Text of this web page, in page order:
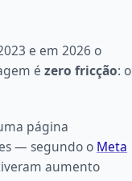
e em 2026 o
é zero fricção: o
página
— segundo o Meta
aumento